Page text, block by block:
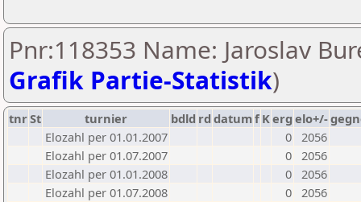
Pnr:118353 Name: Jaroslav
Grafik Partie-Statistik)
tnrSt turnier bdld rd datumf Kerg elo+/-
Elozahl per 01.01.2007
0 2056
Elozahl per 01.07.2007
0 2056
Elozahl per 01.01.2008
0 2056
Elozahl per 01.07.2008
0 2056